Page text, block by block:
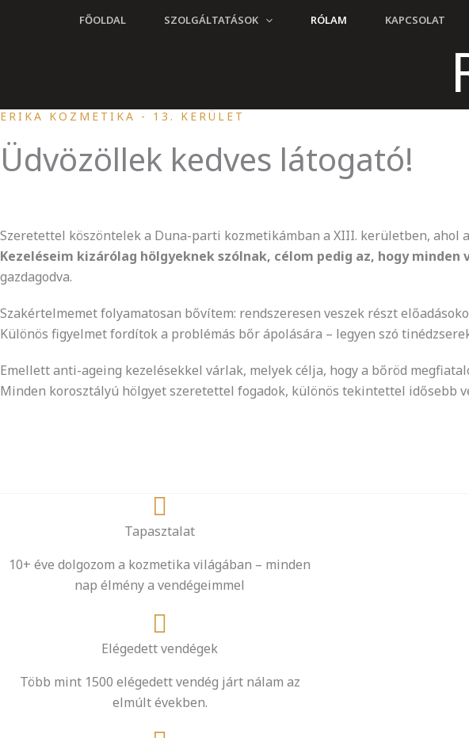
FŐOLDAL SZOLGÁLTATÁSOK RÓLAM KAPCSOLAT
ERIKA KOZMETIKA - 13. KERÜLET
Üdvözöllek kedves látogató!
Szeretettel köszöntelek a Duna-parti kozmetikámban a XIII. kerületben, ahol
Kezeléseim kizárólag hölgyeknek szólnak, célom pedig az, hogy
gazdagodva.
Szakértelmemet folyamatosan bővítem: rendszeresen veszek részt
Különös figyelmet fordítok a problémás bőr ápolására – legyen szó
Emellett anti-ageing kezelésekkel várlak, melyek célja, hogy a bőröd
Minden korosztályú hölgyet szeretettel fogadok, különös tekintettel idősebb
Tapasztalat
10+ éve dolgozom a kozmetika világában – minden
nap élmény a vendégeimmel
Elégedett vendégek
Több mint 1500 elégedett vendég járt nálam az
elmúlt években.